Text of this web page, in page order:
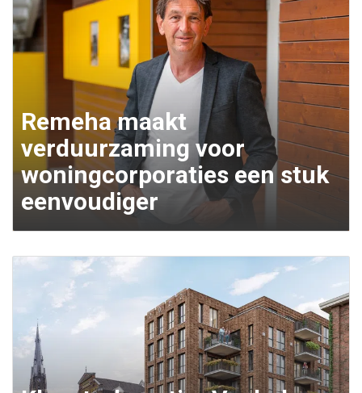
Remeha maakt
verduurzaming voor
woningcorporaties een stuk
eenvoudiger